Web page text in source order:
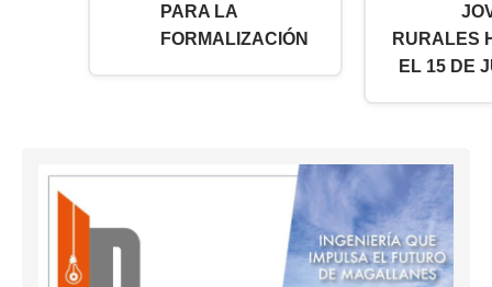
PARA LA
FORMALIZACIÓN
RURALES
EL 15 DE